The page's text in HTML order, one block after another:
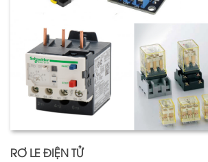
RƠ LE ĐIỆN TỬ